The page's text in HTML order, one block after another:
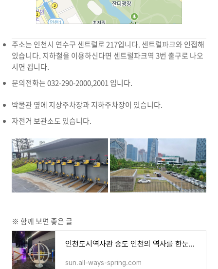
주소는 인천시 연수구 센트럴로 217입니다. 센트럴파크와 인접해
있습니다. 지하철을 이용하신다면 센트럴파크역 3번 출구로 나오
시면 됩니다.
문의전화는 032-290-2000,2001 입니다.
박물관 옆에 지상주차장과 지하주차장이 있습니다.
자전거 보관소도 있습니다.
※ 함께 보면 좋은 글
인천도시역사관 송도 인천의 역사를 한눈에, 아이들과 가면 좋은 곳
sun.all-ways-spring.com